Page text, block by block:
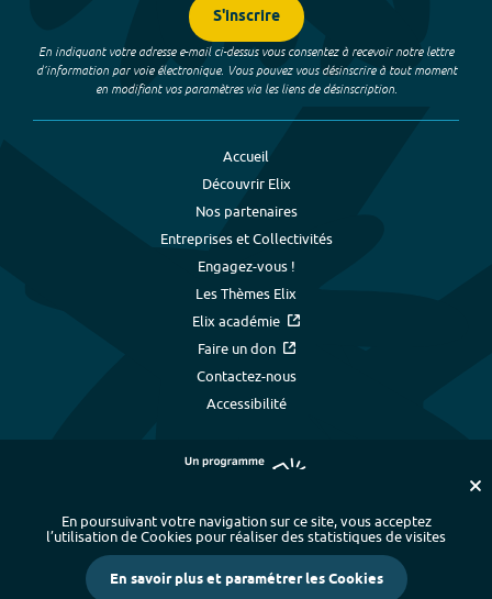
S'inscrire
En indiquant votre adresse e-mail ci-dessus vous consentez à recevoir notre lettre
d’information par voie électronique. Vous pouvez vous désinscrire à tout moment
en modifiant vos paramètres via les liens de désinscription.
Accueil
Découvrir Elix
Nos partenaires
Entreprises et Collectivités
Engagez-vous !
Les Thèmes Elix
Elix académie
Faire un don
Contactez-nous
Accessibilité
Plan du site - Index alphabétique
-
Mentions légales et données personnelles
- Paramétrer les cookies
En poursuivant votre navigation sur ce site, vous acceptez
l’utilisation de Cookies pour réaliser des statistiques de visites
En savoir plus et paramétrer les Cookies